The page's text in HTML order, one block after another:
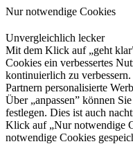
Nur notwendige Cookies
Unvergleichlich lecker
Mit dem Klick auf „geht
Cookies ein verbessertes
kontinuierlich zu
Partnern personalisierte
Über „anpassen” können
festlegen. Dies ist auch
Klick auf „Nur notwendige
notwendige Cookies